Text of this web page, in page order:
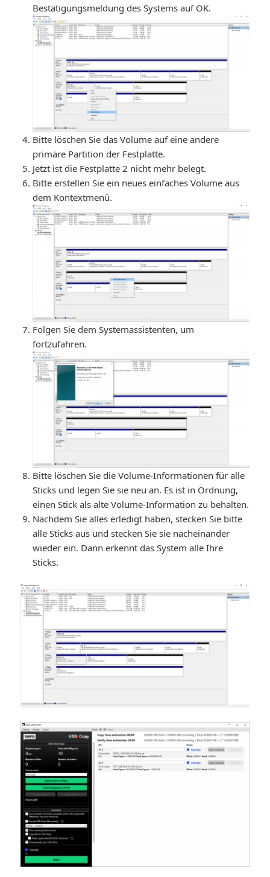
Bestätigungsmeldung des Systems auf OK.
Bitte löschen Sie das Volume auf eine andere
primäre Partition der Festplatte.
Jetzt ist die Festplatte 2 nicht mehr belegt.
Bitte erstellen Sie ein neues einfaches Volume aus
dem Kontextmenü.
Folgen Sie dem Systemassistenten, um
fortzufahren.
Bitte löschen Sie die Volume-Informationen für alle
Sticks und legen Sie sie neu an. Es ist in Ordnung,
einen Stick als alte Volume-Information zu behalten.
Nachdem Sie alles erledigt haben, stecken Sie bitte
alle Sticks aus und stecken Sie sie nacheinander
wieder ein. Dann erkennt das System alle Ihre
Sticks.